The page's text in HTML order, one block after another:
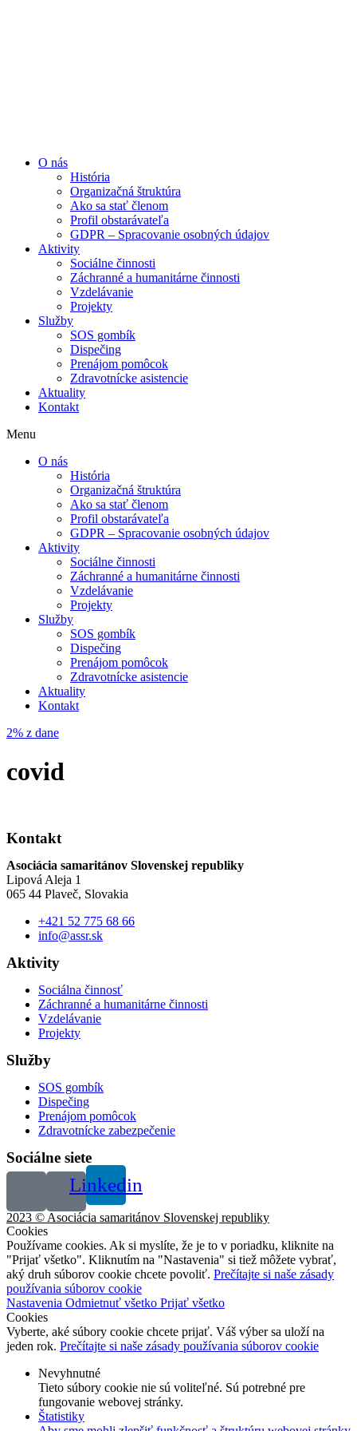
O nás
História
Organizačná štruktúra
Ako sa stať členom
Profil obstarávateľa
GDPR – Spracovanie osobných údajov
Aktivity
Sociálne činnosti
Záchranné a humanitárne činnosti
Vzdelávanie
Projekty
Služby
SOS gombík
Dispečing
Prenájom pomôcok
Zdravotnícke asistencie
Aktuality
Kontakt
Menu
O nás
História
Organizačná štruktúra
Ako sa stať členom
Profil obstarávateľa
GDPR – Spracovanie osobných údajov
Aktivity
Sociálne činnosti
Záchranné a humanitárne činnosti
Vzdelávanie
Projekty
Služby
SOS gombík
Dispečing
Prenájom pomôcok
Zdravotnícke asistencie
Aktuality
Kontakt
2% z dane
covid
Kontakt
Asociácia samaritánov Slovenskej republiky
Lipová Aleja 1
065 44 Plaveč, Slovakia
+421 52 775 68 66
info@assr.sk
Aktivity
Sociálna činnosť
Záchranné a humanitárne činnosti
Vzdelávanie
Projekty
Služby
SOS gombík
Dispečing
Prenájom pomôcok
Zdravotnícke zabezpečenie
Sociálne siete
Linkedin
2023 © Asociácia samaritánov Slovenskej republiky
Cookies
Používame cookies. Ak si myslíte, že je to v poriadku, kliknite na
"Prijať všetko". Kliknutím na "Nastavenia" si tiež môžete vybrať,
aký druh súborov cookie chcete povoliť. Prečítajte si naše zásady
používania súborov cookie
Nastavenia Odmietnuť všetko Prijať všetko
Cookies
Vyberte, aké súbory cookie chcete prijať. Váš výber sa uloží na
jeden rok. Prečítajte si naše zásady používania súborov cookie
Nevyhnutné
Tieto súbory cookie nie sú voliteľné. Sú potrebné pre
fungovanie webovej stránky.
Štatistiky